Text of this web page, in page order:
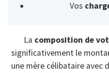
Vos
La composition de
significativement le
une mère célibataire avec